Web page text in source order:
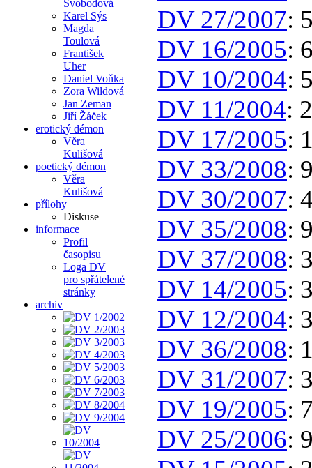
Svobodová
Karel Sýs
Magda
Toulová
František
Uher
Daniel Voňka
Zora Wildová
Jan Zeman
Jiří Žáček
erotický démon
Věra
Kulišová
poetický démon
Věra
Kulišová
přílohy
Diskuse
informace
Profil
časopisu
Loga DV
pro spřátelené
stránky
archiv
DV 27/2007:
DV 16/2005:
DV 10/2004:
DV 11/2004:
DV 17/2005:
DV 33/2008:
DV 30/2007:
DV 35/2008:
DV 37/2008:
DV 14/2005:
DV 12/2004:
DV 36/2008:
DV 31/2007:
DV 19/2005:
DV 25/2006: